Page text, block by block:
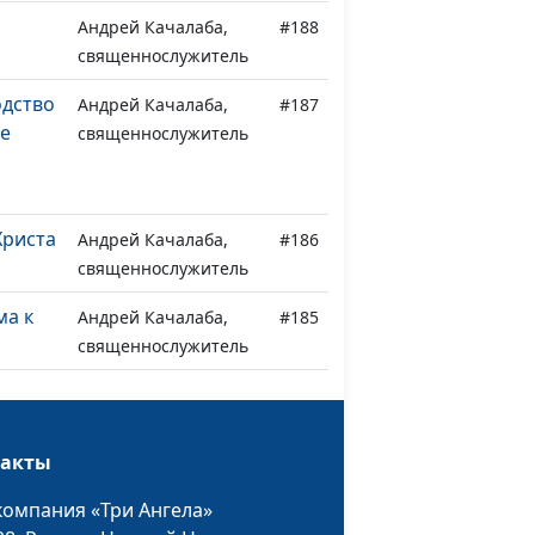
Андрей Качалаба,
священнослужитель
#188
Андрей Качалаба,
священнослужитель
#187
Андрей Качалаба,
священнослужитель
#186
к
Андрей Качалаба,
священнослужитель
#185
Бога
Андрей Качалаба,
#184
священнослужитель
«Три Ангела»